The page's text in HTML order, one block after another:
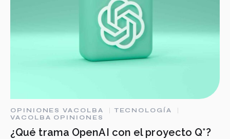
OPINIONES VACOLBA
TECNOLOGÍA
VACOLBA OPINIONES
¿Qué trama OpenAI con el proyecto Q*?